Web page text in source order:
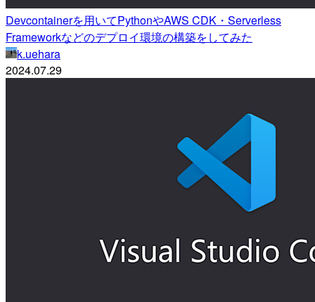
Devcontainerを用いてPythonやAWS CDK・Serverless
Frameworkなどのデプロイ環境の構築をしてみた
k.uehara
2024.07.29